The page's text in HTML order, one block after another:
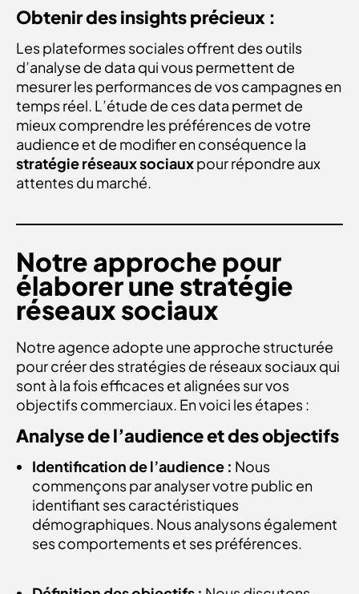
Obtenir des insights précieux :
Les plateformes sociales offrent des outils
d’analyse de data qui vous permettent de
mesurer les performances de vos campagnes en
temps réel. L’étude de ces data permet de
mieux comprendre les préférences de votre
audience et de modifier en conséquence la
stratégie réseaux sociauxpour répondre aux
attentes du marché.
Notre approche pour
élaborer une stratégie
réseaux sociaux
Notre agence adopte une approche structurée
pour créer des stratégies de réseaux sociaux qui
sont à la fois efficaces et alignées sur vos
objectifs commerciaux. En voici les étapes :
Analyse de l’audience et des objectifs
Identification de l’audience : Nous
commençons par analyser votre public en
identifiant ses caractéristiques
démographiques. Nous analysons également
ses comportements et ses préférences.